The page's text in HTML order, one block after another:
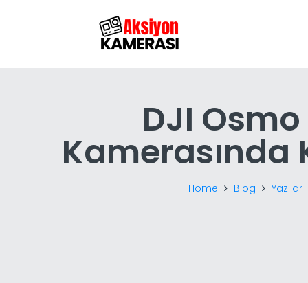
DJI
Kamerasında
Home Blog Yazılar